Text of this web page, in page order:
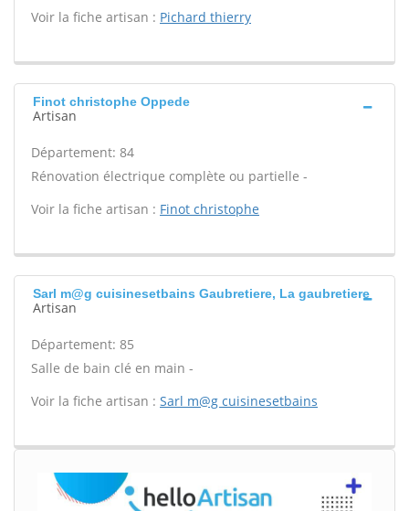
Voir la fiche artisan : Pichard thierry
Finot christophe Oppede
Artisan
Département: 84
Rénovation électrique complète ou partielle -
Voir la fiche artisan : Finot christophe
Sarl m@g cuisinesetbains Gaubretiere, La gaubretiere
Artisan
Département: 85
Salle de bain clé en main -
Voir la fiche artisan : Sarl m@g cuisinesetbains